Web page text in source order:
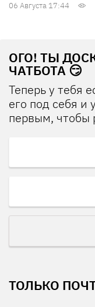
06 Августа 17:44
ОГО! ТЫ
ЧАТБОТА 😏
Теперь у тебя
его под себя и
первым, чтобы
ТОЛЬКО